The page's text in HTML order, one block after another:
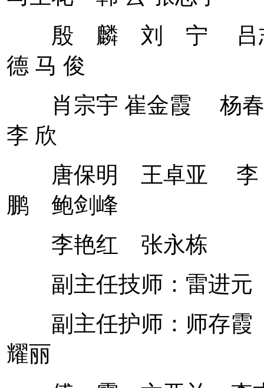
殷 麟 刘 宁 吕志
德 马 俊
肖宗宇 崔金霞 杨
李 欣
唐保明 王卓亚
鹏 鲍剑峰
李艳红 张永栋
副主任技师：雷进
副主任护师：师存
耀丽